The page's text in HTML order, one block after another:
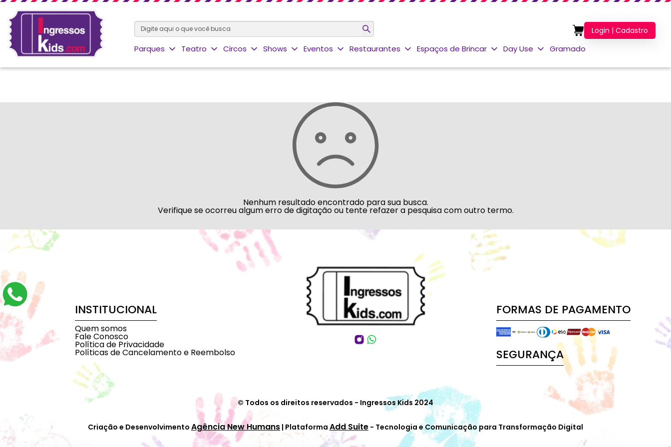
Parques Teatro Circos Shows Eventos Restaurantes Espaços de Brincar Day Use Gramado
Login | Cadastro
Nenhum resultado encontrado para sua busca.
Verifique se ocorreu algum erro de digitação ou tente refazer a pesquisa com outro termo.
INSTITUCIONAL
Quem somos
Fale Conosco
Política de Privacidade
Políticas de Cancelamento e Reembolso
FORMAS DE PAGAMENTO
SEGURANÇA
© Todos os direitos reservados - Ingressos Kids 2024
Criação e Desenvolvimento Agência New Humans | Plataforma Add Suite - Tecnologia e Comunicação para Transformação Digital